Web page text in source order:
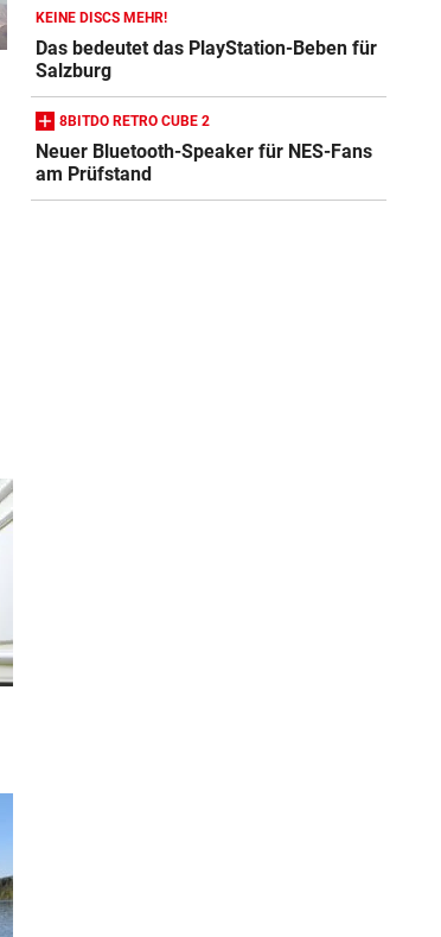
KEINE DISCS MEHR!
Das bedeutet das PlayStation-Beben für
Salzburg
8BITDO RETRO CUBE 2
Neuer Bluetooth-Speaker für NES-Fans
am Prüfstand